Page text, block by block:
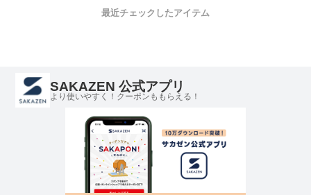
夏 大きいサイズ メン
ズ
最近チェックしたアイテム
SAKAZEN 公式アプリ
より使いやすく！クーポンももらえる！